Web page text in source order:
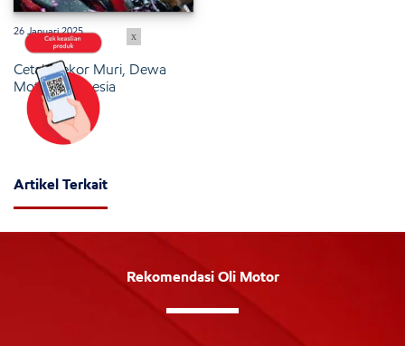
26 Januari 2025
Cetak Rekor Muri, Dewa
Motor Indonesia
Artikel Terkait
Rekomendasi Oli Motor
x